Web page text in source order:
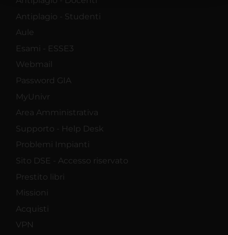
Antiplagio - Studenti
Aule
Esami - ESSE3
Webmail
Password GIA
MyUnivr
Area Amministrativa
Supporto - Help Desk
Problemi Impianti
Sito DSE - Accesso riservato
Prestito libri
Missioni
Acquisti
VPN